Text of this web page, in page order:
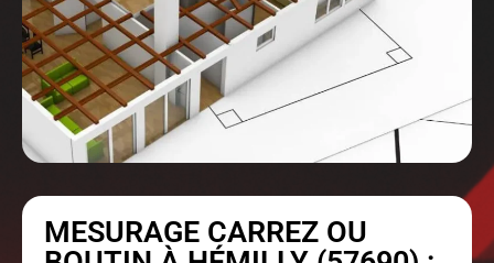
MESURAGE CARREZ OU